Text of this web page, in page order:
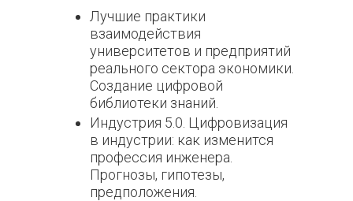
Лучшие практики
взаимодействия
университетов и предприятий
реального сектора экономики.
Создание цифровой
библиотеки знаний.
Индустрия 5.0. Цифровизация
в индустрии: как изменится
профессия инженера.
Прогнозы, гипотезы,
предположения.